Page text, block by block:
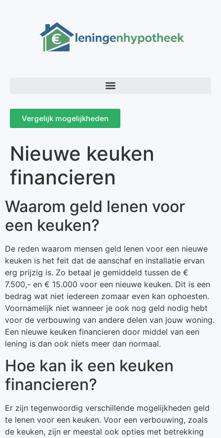
Vergelijk mogelijkheden
Nieuwe keuken
financieren
Waarom geld lenen voor
een keuken?
De reden waarom mensen geld lenen voor een nieuwe
keuken is het feit dat de aanschaf en installatie ervan
erg prijzig is. Zo betaal je gemiddeld tussen de €
7.500,- en € 15.000 voor een nieuwe keuken. Dit is een
bedrag wat niet iedereen zomaar even kan ophoesten.
Voornamelijk niet wanneer je ook nog geld nodig hebt
voor de verbouwing van andere delen van jouw woning.
Een nieuwe keuken financieren door middel van een
lening is dan ook niets meer dan normaal.
Hoe kan ik een keuken
financieren?
Er zijn tegenwoordig verschillende mogelijkheden geld
te lenen voor een keuken. Voor een verbouwing, zoals
de keuken, zijn er meestal ook opties met betrekking